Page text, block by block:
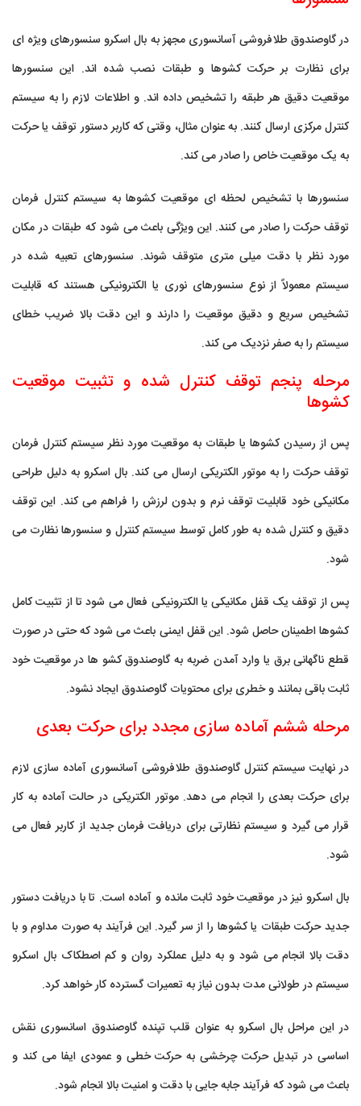
در گاوصندوق طلافروشی آسانسوری مجهز به بال اسکرو سنسورهای ویژه ای
برای نظارت بر حرکت کشوها و طبقات نصب شده اند. این سنسورها
موقعیت دقیق هر طبقه را تشخیص داده اند. و اطلاعات لازم را به سیستم
کنترل مرکزی ارسال کنند. به عنوان مثال، وقتی که کاربر دستور توقف یا حرکت
به یک موقعیت خاص را صادر می کند.
سنسورها با تشخیص لحظه ای موقعیت کشوها به سیستم کنترل فرمان
توقف حرکت را صادر می کنند. این ویژگی باعث می شود که طبقات در مکان
مورد نظر با دقت میلی متری متوقف شوند. سنسورهای تعبیه شده در
سیستم معمولاً از نوع سنسورهای نوری یا الکترونیکی هستند که قابلیت
تشخیص سریع و دقیق موقعیت را دارند و این دقت بالا ضریب خطای
سیستم را به صفر نزدیک می کند.
مرحله پنجم توقف کنترل شده و تثبیت موقعیت
کشوها
پس از رسیدن کشوها یا طبقات به موقعیت مورد نظر سیستم کنترل فرمان
توقف حرکت را به موتور الکتریکی ارسال می کند. بال اسکرو به دلیل طراحی
مکانیکی خود قابلیت توقف نرم و بدون لرزش را فراهم می کند. این توقف
دقیق و کنترل شده به طور کامل توسط سیستم کنترل و سنسورها نظارت می
شود.
پس از توقف یک قفل مکانیکی یا الکترونیکی فعال می شود تا از تثبیت کامل
کشوها اطمینان حاصل شود. این قفل ایمنی باعث می شود که حتی در صورت
قطع ناگهانی برق یا وارد آمدن ضربه به گاوصندوق کشو ها در موقعیت خود
ثابت باقی بمانند و خطری برای محتویات گاوصندوق ایجاد نشود.
مرحله ششم آماده سازی مجدد برای حرکت بعدی
در نهایت سیستم کنترل گاوصندوق طلافروشی آسانسوری آماده سازی لازم
برای حرکت بعدی را انجام می دهد. موتور الکتریکی در حالت آماده به کار
قرار می گیرد و سیستم نظارتی برای دریافت فرمان جدید از کاربر فعال می
شود.
بال اسکرو نیز در موقعیت خود ثابت مانده و آماده است. تا با دریافت دستور
جدید حرکت طبقات یا کشوها را از سر گیرد. این فرآیند به صورت مداوم و با
دقت بالا انجام می شود و به دلیل عملکرد روان و کم اصطکاک بال اسکرو
سیستم در طولانی مدت بدون نیاز به تعمیرات گسترده کار خواهد کرد.
در این مراحل بال اسکرو به عنوان قلب تپنده گاوصندوق اسانسوری نقش
اساسی در تبدیل حرکت چرخشی به حرکت خطی و عمودی ایفا می کند و
باعث می شود که فرآیند جابه جایی با دقت و امنیت بالا انجام شود.